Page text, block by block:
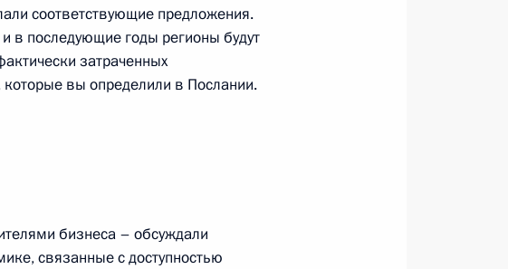
соответствующие предложения.
в последующие годы регионы будут
затраченных
вы определили в Послании.
бизнеса – обсуждали
связанные с доступностью